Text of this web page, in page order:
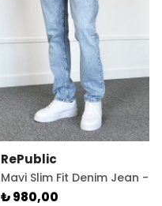
RePublic
Mavi Slim Fit Denim Jean -
Kot Pantolon
₺ 980,00